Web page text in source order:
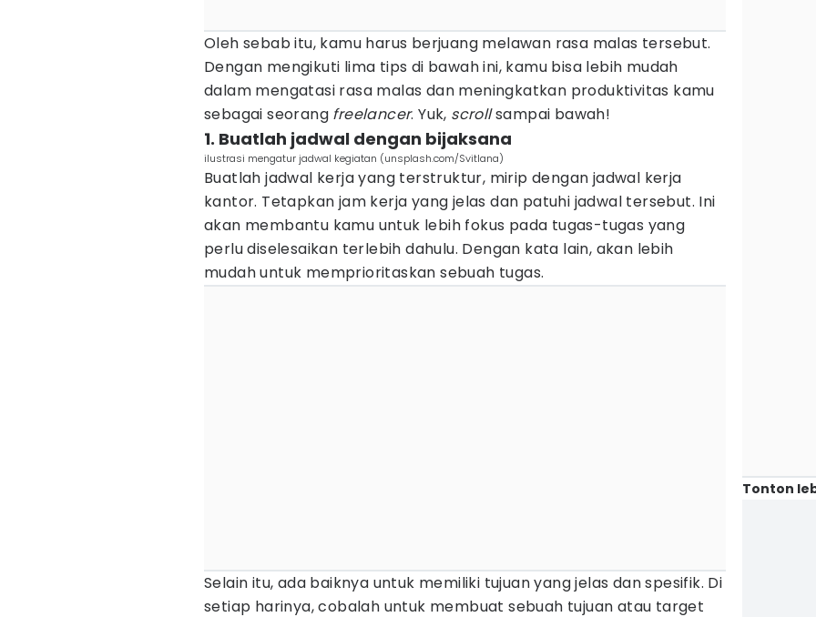
Oleh sebab itu, kamu harus berjuang melawan rasa malas tersebut.
Dengan mengikuti lima tips di bawah ini, kamu bisa lebih mudah
dalam mengatasi rasa malas dan meningkatkan produktivitas kamu
sebagai seorang freelancer. Yuk, scrollsampai bawah!
1. Buatlah jadwal dengan bijaksana
ilustrasi mengatur jadwal kegiatan (unsplash.com/Svitlana)
Buatlah jadwal kerja yang terstruktur, mirip dengan jadwal kerja
kantor. Tetapkan jam kerja yang jelas dan patuhi jadwal tersebut. Ini
akan membantu kamu untuk lebih fokus pada tugas-tugas yang
perlu diselesaikan terlebih dahulu. Dengan kata lain, akan lebih
mudah untuk memprioritaskan sebuah tugas.
Selain itu, ada baiknya untuk memiliki tujuan yang jelas dan spesifik. Di
setiap harinya, cobalah untuk membuat sebuah tujuan atau target
Tonton